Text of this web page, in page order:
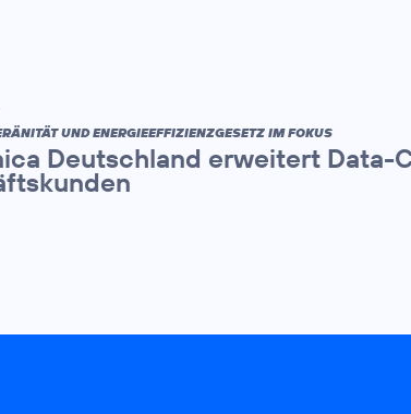
UND ENERGIEEFFIZIENZGESETZ IM FOKUS
Deutschland erweitert Data-